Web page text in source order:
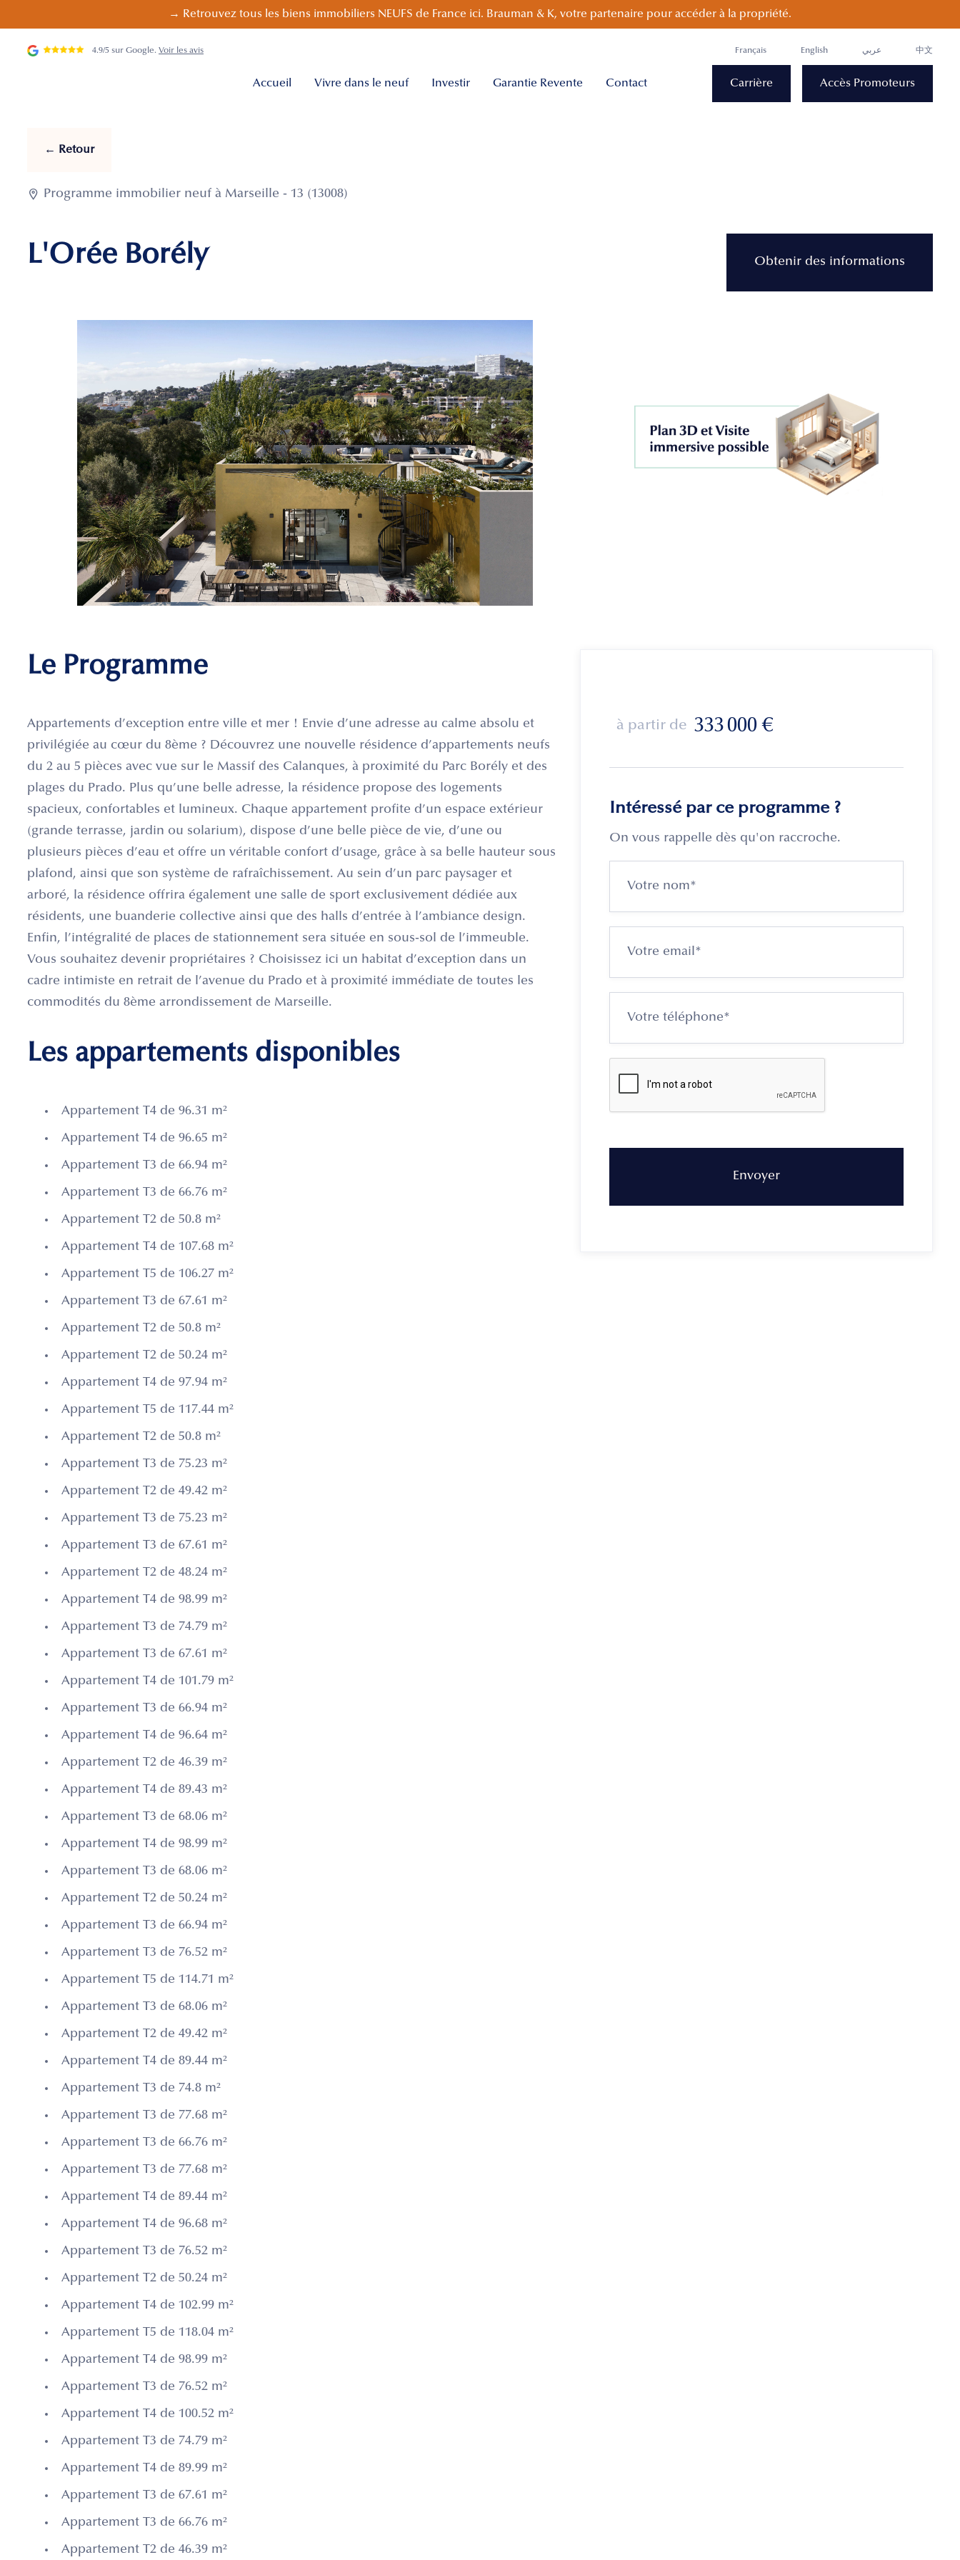
→ Retrouvez tous les biens immobiliers NEUFS de France ici. Brauman & K, votre partenaire pour accéder à la propriété.
4.9/5 sur Google. Voir les avis Français English عربي 中文
Accueil Vivre dans le neuf Investir Garantie Revente Contact Carrière Accès Promoteurs
← Retour
 Programme immobilier neuf à Marseille - 13 (13008)
L'Orée Borély Obtenir des informations
Le Programme
Appartements d’exception entre ville et mer ! Envie d’une adresse au calme absolu et
privilégiée au cœur du 8ème ? Découvrez une nouvelle résidence d’appartements neufs
du 2 au 5 pièces avec vue sur le Massif des Calanques, à proximité du Parc Borély et des
plages du Prado. Plus qu’une belle adresse, la résidence propose des logements
spacieux, confortables et lumineux. Chaque appartement profite d’un espace extérieur
(grande terrasse, jardin ou solarium), dispose d’une belle pièce de vie, d’une ou
plusieurs pièces d’eau et offre un véritable confort d’usage, grâce à sa belle hauteur sous
plafond, ainsi que son système de rafraîchissement. Au sein d’un parc paysager et
arboré, la résidence offrira également une salle de sport exclusivement dédiée aux
résidents, une buanderie collective ainsi que des halls d’entrée à l’ambiance design.
Enfin, l’intégralité de places de stationnement sera située en sous-sol de l’immeuble.
Vous souhaitez devenir propriétaires ? Choisissez ici un habitat d’exception dans un
cadre intimiste en retrait de l’avenue du Prado et à proximité immédiate de toutes les
commodités du 8ème arrondissement de Marseille.
Les appartements disponibles
Appartement T4 de 96.31 m²
Appartement T4 de 96.65 m²
Appartement T3 de 66.94 m²
Appartement T3 de 66.76 m²
Appartement T2 de 50.8 m²
Appartement T4 de 107.68 m²
Appartement T5 de 106.27 m²
Appartement T3 de 67.61 m²
Appartement T2 de 50.8 m²
Appartement T2 de 50.24 m²
Appartement T4 de 97.94 m²
Appartement T5 de 117.44 m²
Appartement T2 de 50.8 m²
Appartement T3 de 75.23 m²
Appartement T2 de 49.42 m²
Appartement T3 de 75.23 m²
Appartement T3 de 67.61 m²
Appartement T2 de 48.24 m²
Appartement T4 de 98.99 m²
Appartement T3 de 74.79 m²
Appartement T3 de 67.61 m²
Appartement T4 de 101.79 m²
Appartement T3 de 66.94 m²
Appartement T4 de 96.64 m²
Appartement T2 de 46.39 m²
Appartement T4 de 89.43 m²
Appartement T3 de 68.06 m²
Appartement T4 de 98.99 m²
Appartement T3 de 68.06 m²
Appartement T2 de 50.24 m²
Appartement T3 de 66.94 m²
Appartement T3 de 76.52 m²
Appartement T5 de 114.71 m²
Appartement T3 de 68.06 m²
Appartement T2 de 49.42 m²
Appartement T4 de 89.44 m²
Appartement T3 de 74.8 m²
Appartement T3 de 77.68 m²
Appartement T3 de 66.76 m²
Appartement T3 de 77.68 m²
Appartement T4 de 89.44 m²
Appartement T4 de 96.68 m²
Appartement T3 de 76.52 m²
Appartement T2 de 50.24 m²
Appartement T4 de 102.99 m²
Appartement T5 de 118.04 m²
Appartement T4 de 98.99 m²
Appartement T3 de 76.52 m²
Appartement T4 de 100.52 m²
Appartement T3 de 74.79 m²
Appartement T4 de 89.99 m²
Appartement T3 de 67.61 m²
Appartement T3 de 66.76 m²
Appartement T2 de 46.39 m²
à partir de 333 000 €
Intéressé par ce programme ?
On vous rappelle dès qu'on raccroche.